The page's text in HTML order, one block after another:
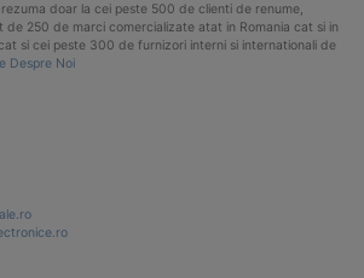
rezuma doar la cei peste 500 de clienti de renume,
250 de marci comercializate atat in Romania cat si in
si cei peste 300 de furnizori interni si internationali de
Despre Noi